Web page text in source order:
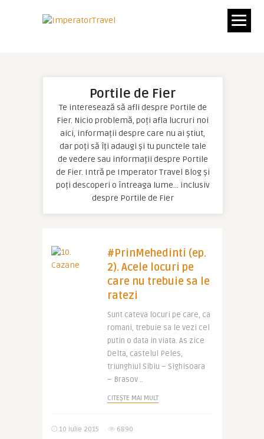
Portile de Fier
Te interesează să afli despre Portile de
Fier. Nicio problemă, poți afla lucruri noi
aici, informații despre care nu ai știut,
dar poți să îți adaugi și tu punctele tale
de vedere sau informații despre Portile
de Fier. Intră pe Imperator Travel Blog și
poți descoperi o întreaga lume… inclusiv
despre Portile de Fier
#PrinMehedinti (ep.
2). Acele locuri pe
care nu trebuie sa le
ratezi
Sunt cateva locuri pe care, ca
romani, trebuie sa le vezi cel
putin o data in viata. As zice
Delta, castelul Peles,
triunghiul Sibiu – Sighisoara
– Brasov ..
CITEȘTE MAI MULT
10 iulie 2015 6890